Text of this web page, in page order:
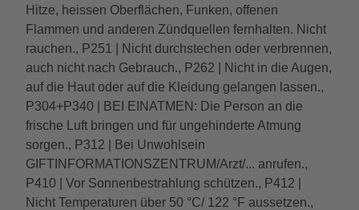
Hitze, heissen Oberflächen, Funken, offenen
Flammen und anderen Zündquellen fernhalten. Nicht
rauchen., P251 | Nicht durchstechen oder verbrennen,
auch nicht nach Gebrauch., P262 | Nicht in die Augen,
auf die Haut oder auf die Kleidung gelangen lassen.,
P304+P340 | BEI EINATMEN: Die Person an die
frische Luft bringen und für ungehinderte Atmung
sorgen., P312 | Bei Unwohlsein
GIFTINFORMATIONSZENTRUM/Arzt/... anrufen.,
P410 | Vor Sonnenbestrahlung schützen., P412 |
Nicht Temperaturen über 50 °C/ 122 °F aussetzen.,